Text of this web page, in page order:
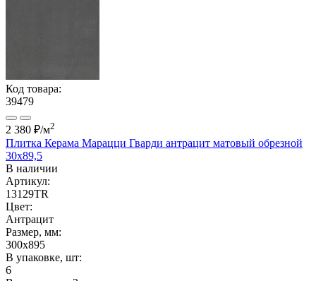
Код товара:
39479
2 380 ₽/м2
Плитка Керама Марацци Гварди антрацит матовый обрезной
30x89,5
В наличии
Артикул:
13129TR
Цвет:
Антрацит
Размер, мм:
300x895
В упаковке, шт:
6